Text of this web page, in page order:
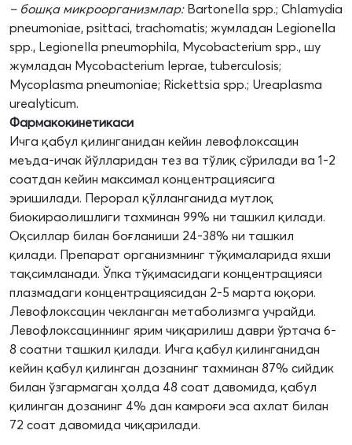
– бошқа микроорганизмлар: Bartonella spp.; Chlamydia
pneumoniae, psittaci, trachomatis; жумладан Legionella
spp., Legionella pneumophila, Mycobacterium spp., шу
жумладан Mycobacterium leprae, tuberculosis;
Mycoplasma pneumoniae; Rickettsia spp.; Ureaplasma
urealyticum.
Фармакокинетикаси
Ичга қабул қилинганидан кейин левофлоксацин
меъда-ичак йўлларидан тез ва тўлиқ сўрилади ва 1-2
соатдан кейин максимал концентрациясига
эришилади. Перорал қўлланганида мутлоқ
биокираолишлиги тахминан 99% ни ташкил қилади.
Оқсиллар билан боғланиши 24-38% ни ташкил
қилади. Препарат организмнинг тўқималарида яхши
тақсимланади. Ўпка тўқимасидаги концентрацияси
плазмадаги концентрациясидан 2-5 марта юқори.
Левофлоксацин чекланган метаболизмга учрайди.
Левофлоксациннинг ярим чиқарилиш даври ўртача 6-
8 соатни ташкил қилади. Ичга қабул қилинганидан
кейин қабул қилинган дозанинг тахминан 87% сийдик
билан ўзгармаган ҳолда 48 соат давомида, қабул
қилинган дозанинг 4% дан камроғи эса ахлат билан
72 соат давомида чиқарилади.